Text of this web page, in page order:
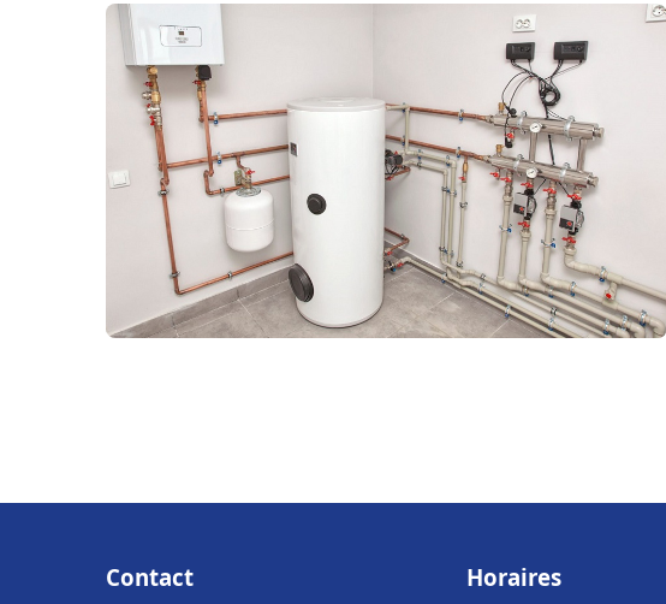
Contact Horaires